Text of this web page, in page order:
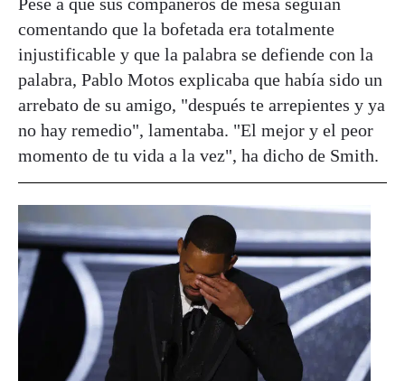
comentando que la bofetada era totalmente
injustificable y que la palabra se defiende con la
palabra, Pablo Motos explicaba que había sido un
arrebato de su amigo, "después te arrepientes y ya
no hay remedio", lamentaba. "El mejor y el peor
momento de tu vida a la vez", ha dicho de Smith.